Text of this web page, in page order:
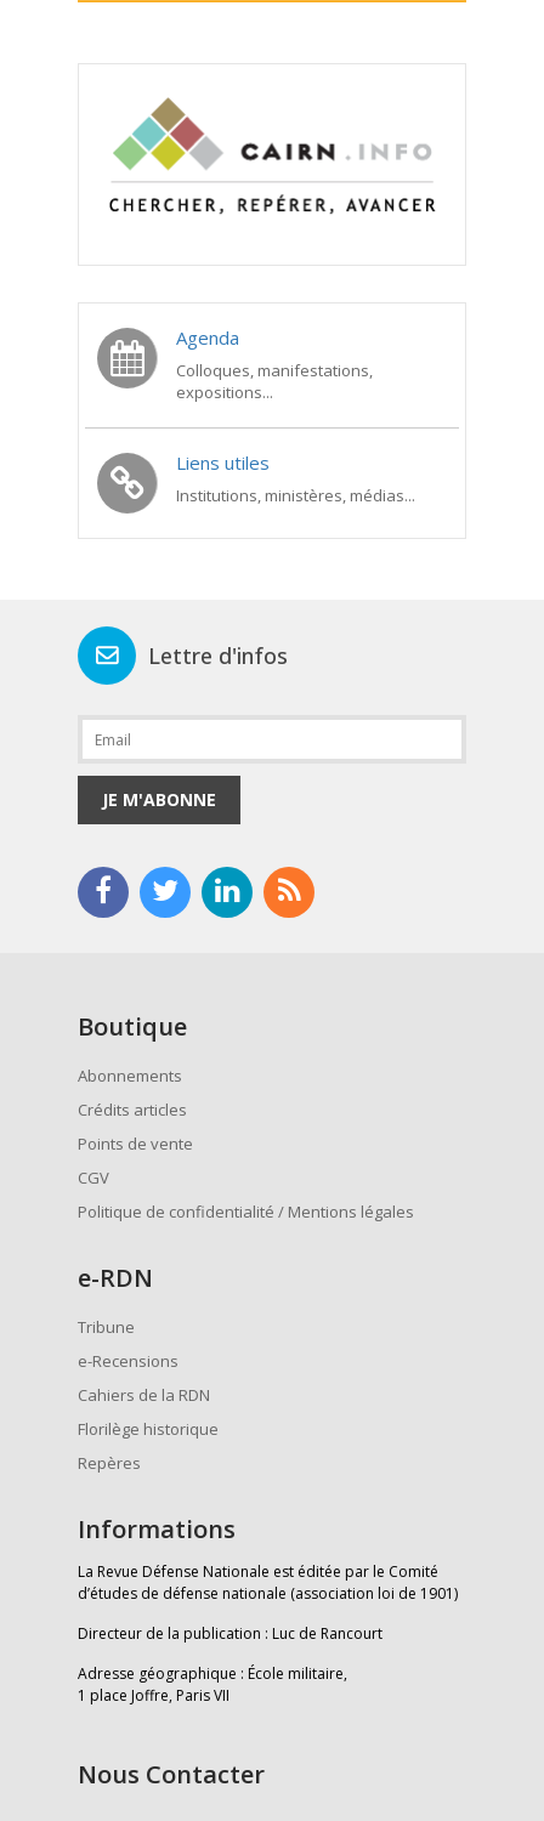
Agenda
Colloques, manifestations,
expositions...
Liens utiles
Institutions, ministères, médias...
Lettre d'infos
JE M'ABONNE
Boutique
Abonnements
Crédits articles
Points de vente
CGV
Politique de confidentialité / Mentions légales
e-RDN
Tribune
e-Recensions
Cahiers de la RDN
Florilège historique
Repères
Informations
La Revue Défense Nationale est éditée par le Comité
d’études de défense nationale (association loi de 1901)
Directeur de la publication : Luc de Rancourt
Adresse géographique : École militaire,
1 place Joffre, Paris VII
Nous Contacter